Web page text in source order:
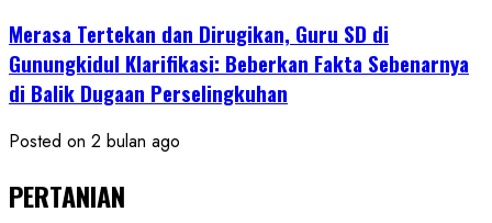
Merasa Tertekan dan Dirugikan, Guru SD di
Gunungkidul Klarifikasi: Beberkan Fakta Sebenarnya
di Balik Dugaan Perselingkuhan
Posted on 2 bulan ago
PERTANIAN